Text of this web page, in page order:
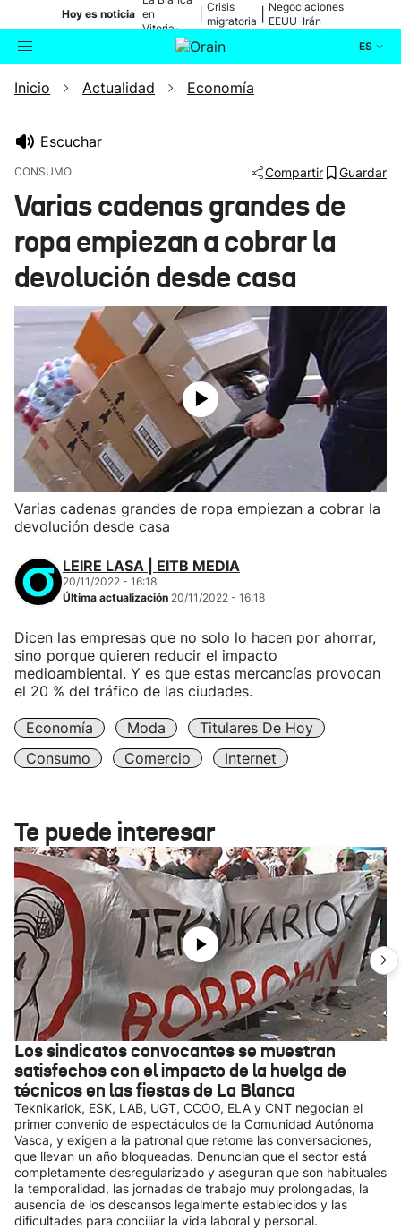
Hoy es noticia en
Vitoria-
Gasteiz
Crisis
migratoria
Negociaciones
EEUU-Irán
ES
Buscador Actualidad
Ikusmiran
Eguraldia
Inicio Actualidad Economía
Escuchar
CONSUMO Compartir Guardar
Varias cadenas grandes de
ropa empiezan a cobrar la
devolución desde casa
Varias cadenas grandes de ropa empiezan a cobrar la
devolución desde casa
LEIRE LASA | EITB MEDIA
20/11/2022 - 16:18
Última actualización 20/11/2022 - 16:18
Dicen las empresas que no solo lo hacen por ahorrar,
sino porque quieren reducir el impacto
medioambiental. Y es que estas mercancías provocan
el 20 % del tráfico de las ciudades.
Economía Moda
Titulares De Hoy
Consumo
Comercio Internet
Te puede interesar
Los sindicatos convocantes se muestran
satisfechos con el impacto de la huelga de
técnicos en las fiestas de La Blanca
Teknikariok, ESK, LAB, UGT, CCOO, ELA y CNT negocian el
primer convenio de espectáculos de la Comunidad Autónoma
Vasca, y exigen a la patronal que retome las conversaciones,
que llevan un año bloqueadas. Denuncian que el sector está
completamente desregularizado y aseguran que son habituales
la temporalidad, las jornadas de trabajo muy prolongadas, la
ausencia de los descansos legalmente establecidos y las
dificultades para conciliar la vida laboral y personal.